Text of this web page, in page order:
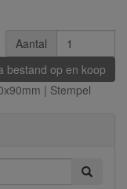
Aantal
bestand op en koop
| Stempel